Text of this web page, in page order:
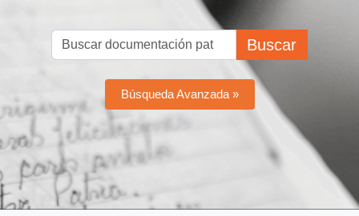
Buscar
Búsqueda Avanzada »